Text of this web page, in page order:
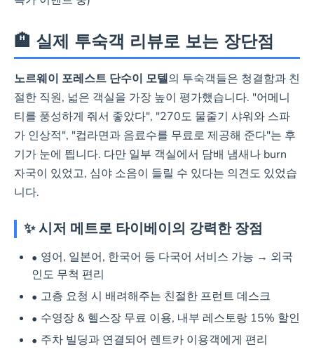
🏨 실제 투숙객 리뷰로 보는 장단점
노르웨이 포레스트 단수이 모텔의 투숙객들은 청결함과 친
절한 직원, 넓은 객실을 가장 높이 평가했습니다. "어메니
티를 풍성하게 줘서 좋았다", "270도 물줄기 샤워와 스파
가 인상적", "컵라면과 음료수를 무료로 제공해 준다"는 후
기가 눈에 띕니다. 다만 일부 객실에서 담배 냄새나 burn
자국이 있었고, 심야 소음이 들릴 수 있다는 의견도 있었습
니다.
✨ 시저 메트로 타이베이의 강력한 장점
영어, 일본어, 한국어 등 다국어 서비스 가능 → 외국
인도 무척 편리
고층 요청 시 배려해주는 친절한 프런트 데스크
수영장 & 헬스장 무료 이용, 내부 레스토랑 15% 할인
주차 빌딩과 연결되어 렌트카 이용객에게 편리